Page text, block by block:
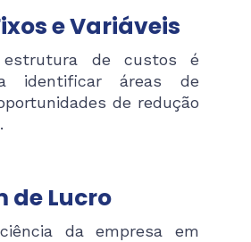
e Variáveis
estrutura de custos é
identificar áreas de
de redução
de Lucro
da empresa em